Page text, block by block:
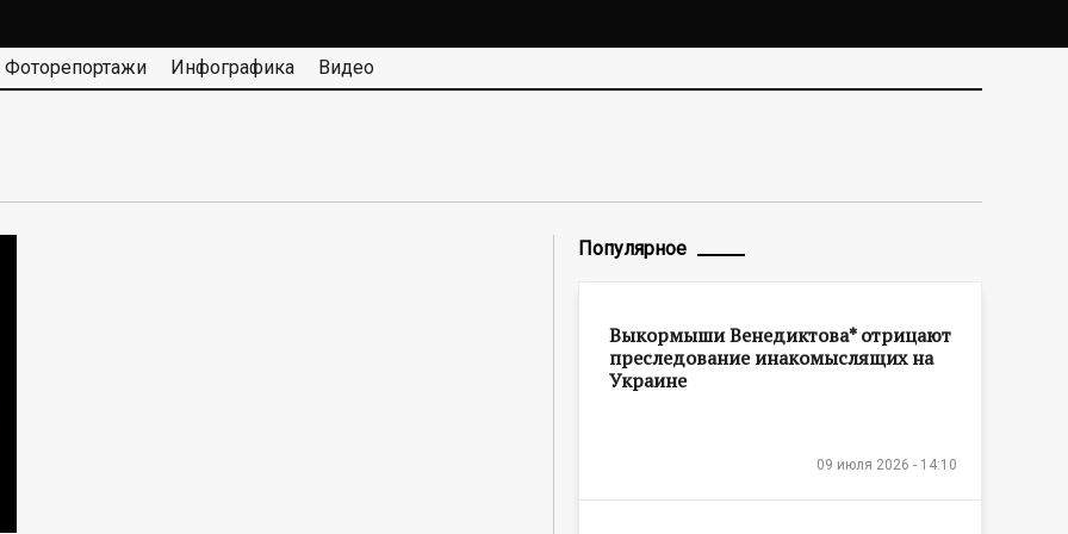
Фоторепортажи Инфографика Видео
Популярное
Выкормыши Венедиктова* отрицают
преследование инакомыслящих на
Украине
09 июля 2026 - 14:10